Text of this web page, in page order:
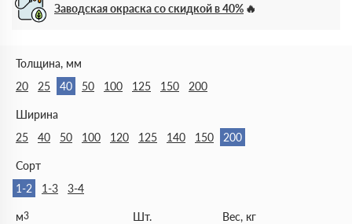
Заводская окраска со скидкой в 40%
Толщина, мм
20
25 40 50 100 125 150 200
Ширина
25
40 50 100 120 125 140 150 200
Сорт
1-2
1-3 3-4
м3 Шт. Вес, кг